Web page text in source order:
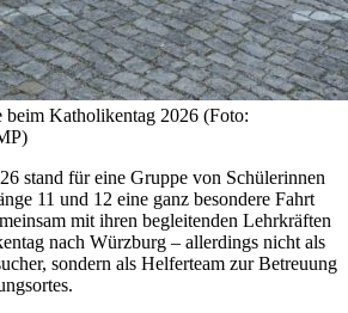
Katholikentag 2026 (Foto:
stand für eine Gruppe von Schülerinnen
11 und 12 eine ganz besondere Fahrt
mit ihren begleitenden Lehrkräften
nach Würzburg – allerdings nicht als
sondern als Helferteam zur Betreuung